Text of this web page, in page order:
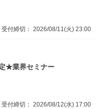
受付締切： 2026/08/11(火) 23:00
★業界セミナー
受付締切： 2026/08/12(水) 17:00